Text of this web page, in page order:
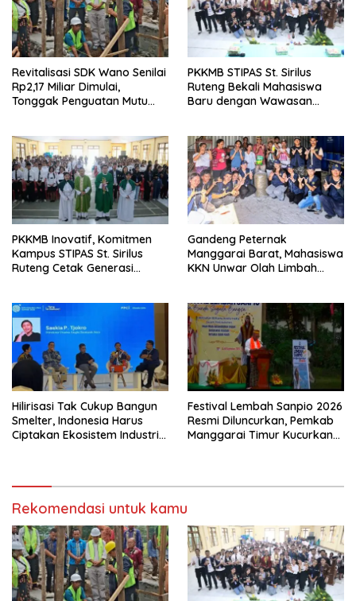
Revitalisasi SDK Wano Senilai
Rp2,17 Miliar Dimulai,
Tonggak Penguatan Mutu
PKKMB STIPAS St. Sirilus
Ruteng Bekali Mahasiswa
Baru dengan Wawasan
PKKMB Inovatif, Komitmen
Kampus STIPAS St. Sirilus
Ruteng Cetak Generasi
Gandeng Peternak
Manggarai Barat, Mahasiswa
KKN Unwar Olah Limbah
Hilirisasi Tak Cukup Bangun
Smelter, Indonesia Harus
Ciptakan Ekosistem Industri
Festival Lembah Sanpio 2026
Resmi Diluncurkan, Pemkab
Manggarai Timur Kucurkan
Rekomendasi untuk kamu